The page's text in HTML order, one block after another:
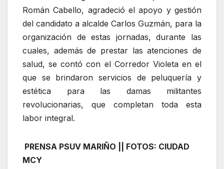
Román Cabello, agradeció el apoyo y gestión
del candidato a alcalde Carlos Guzmán, para la
organización de estas jornadas, durante las
cuales, además de prestar las atenciones de
salud, se contó con el Corredor Violeta en el
que se brindaron servicios de peluquería y
estética para las damas militantes
revolucionarias, que completan toda esta
labor integral.
PRENSA PSUV MARIÑO || FOTOS: CIUDAD
MCY